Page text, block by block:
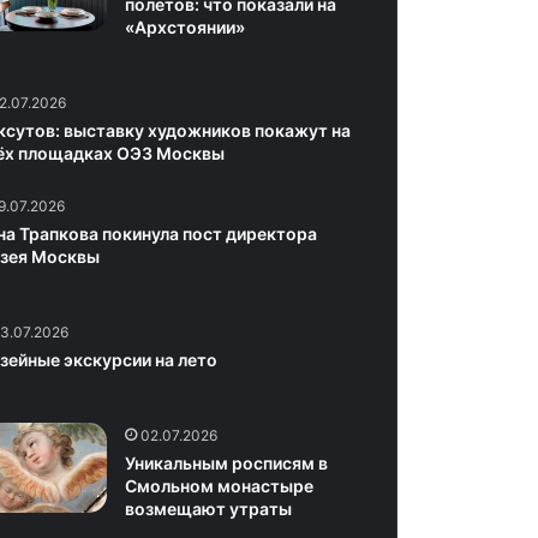
«Архстоянии»
выставку художников покажут на
площадках ОЭЗ Москвы
Трапкова покинула пост директора
Москвы
экскурсии на лето
02.07.2026
Уникальным росписям в
Смольном монастыре
возмещают утраты